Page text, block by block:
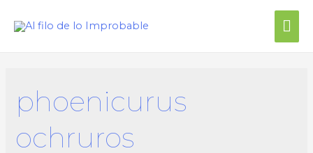
phoenicurus
ochruros